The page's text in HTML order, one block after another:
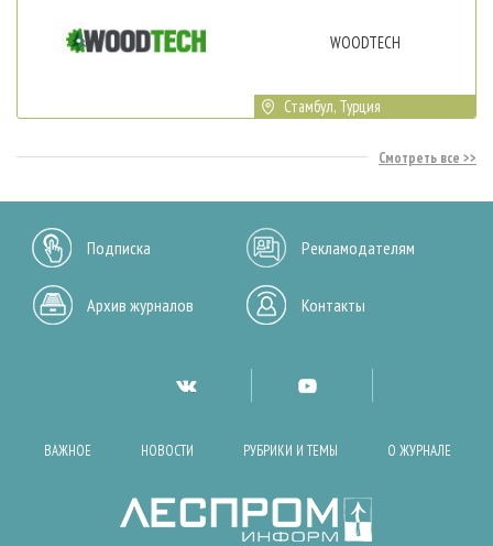
WOODTECH
Стамбул, Турция
Смотреть все
Подписка Рекламодателям
Архив журналов Контакты
ВАЖНОЕ НОВОСТИ РУБРИКИ И ТЕМЫ О ЖУРНАЛЕ